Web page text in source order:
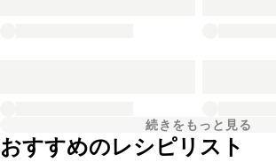
続きをもっと見る
おすすめのレシピリスト